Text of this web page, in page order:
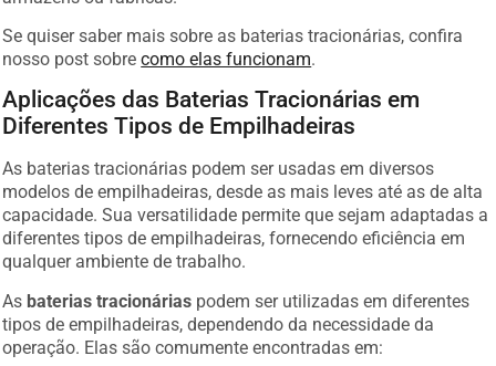
Se quiser saber mais sobre as baterias tracionárias, confira
nosso post sobre como elas funcionam
Aplicações das Baterias Tracionárias em
Diferentes Tipos de Empilhadeiras
As baterias tracionárias podem ser usadas em diversos
modelos de empilhadeiras, desde as mais leves até as de alta
capacidade. Sua versatilidade permite que sejam adaptadas a
diferentes tipos de empilhadeiras, fornecendo eficiência em
qualquer ambiente de trabalho.
As baterias tracionárias
podem ser utilizadas em diferentes
tipos de empilhadeiras, dependendo da necessidade da
operação. Elas são comumente encontradas em: